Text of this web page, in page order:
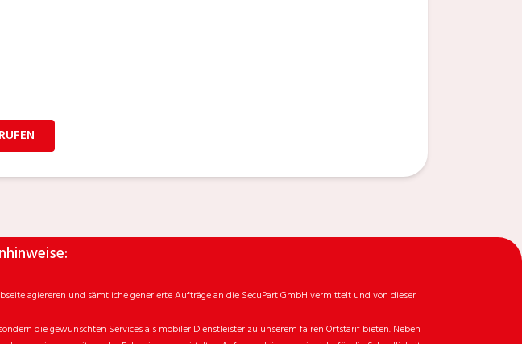
agiereren und sämtliche generierte Aufträge an die SecuPart GmbH vermittelt und von dieser
die gewünschten Services als mobiler Dienstleister zu unserem fairen Ortstarif bieten. Neben